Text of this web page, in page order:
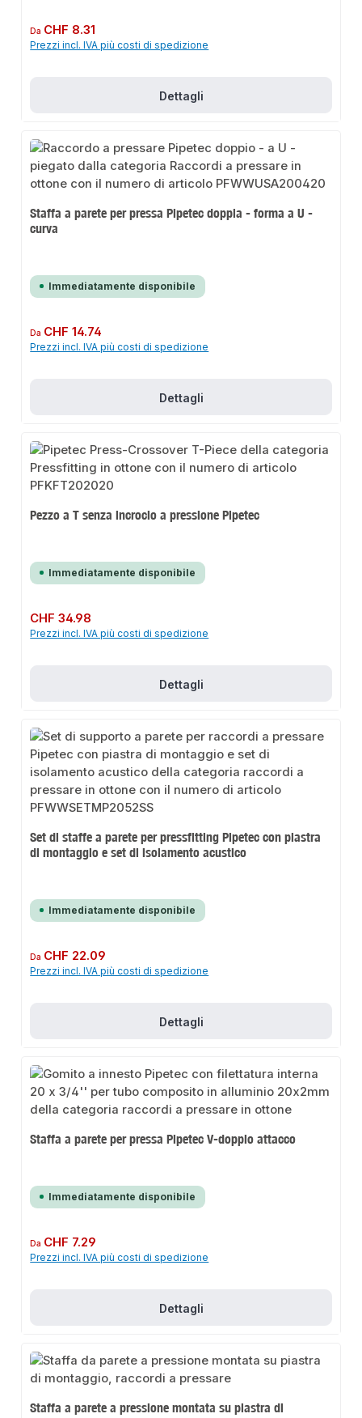
Prezzo normale:
Da CHF 8.31
Prezzi incl. IVA più costi di spedizione
Dettagli
Staffa a parete per pressa Pipetec doppia - forma a U -
curva
Immediatamente disponibile
Prezzo normale:
Da CHF 14.74
Prezzi incl. IVA più costi di spedizione
Dettagli
Pezzo a T senza incrocio a pressione Pipetec
Immediatamente disponibile
Prezzo normale:
CHF 34.98
Prezzi incl. IVA più costi di spedizione
Dettagli
Set di staffe a parete per pressfitting Pipetec con piastra
di montaggio e set di isolamento acustico
Immediatamente disponibile
Prezzo normale:
Da CHF 22.09
Prezzi incl. IVA più costi di spedizione
Dettagli
Staffa a parete per pressa Pipetec V-doppio attacco
Immediatamente disponibile
Prezzo normale:
Da CHF 7.29
Prezzi incl. IVA più costi di spedizione
Dettagli
Staffa a parete a pressione montata su piastra di